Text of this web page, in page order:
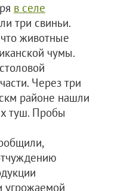
в селе
три свиньи.
животные
чумы.
Через три
районе нашли
туш. Пробы
угрожаемой